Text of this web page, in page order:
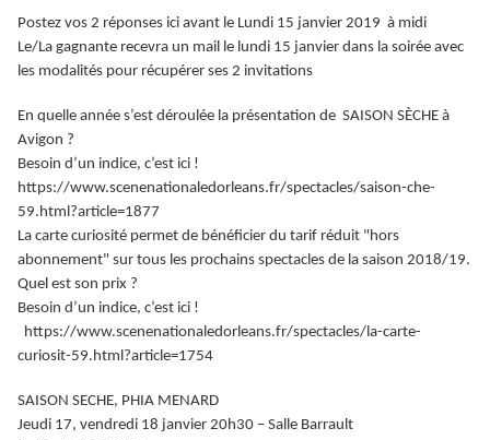
Postez vos 2 réponses ici avant le Lundi 15 janvier 2019 à midi
Le/La gagnante recevra un mail le lundi 15 janvier dans la soirée avec
les modalités pour récupérer ses 2 invitations
En quelle année s’est déroulée la présentation de SAISON SÈCHE à
Avigon ?
Besoin d’un indice, c’est ici !
https://www.scenenationaledorleans.fr/spectacles/saison-che-
59.html?article=1877
La carte curiosité permet de bénéficier du tarif réduit "hors
abonnement" sur tous les prochains spectacles de la saison 2018/19.
Quel est son prix ?
Besoin d’un indice, c’est ici !
https://www.scenenationaledorleans.fr/spectacles/la-carte-
curiosit-59.html?article=1754
SAISON SECHE, PHIA MENARD
Jeudi 17, vendredi 18 janvier 20h30 − Salle Barrault